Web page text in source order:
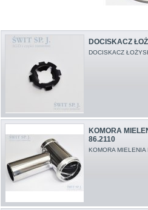
DOCISKACZ
DOCISKACZ
KOMORA
86.2110
KOMORA